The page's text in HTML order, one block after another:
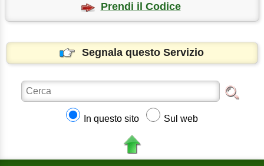
Prendi il Codice
Segnala questo Servizio
In questo sito Sul web